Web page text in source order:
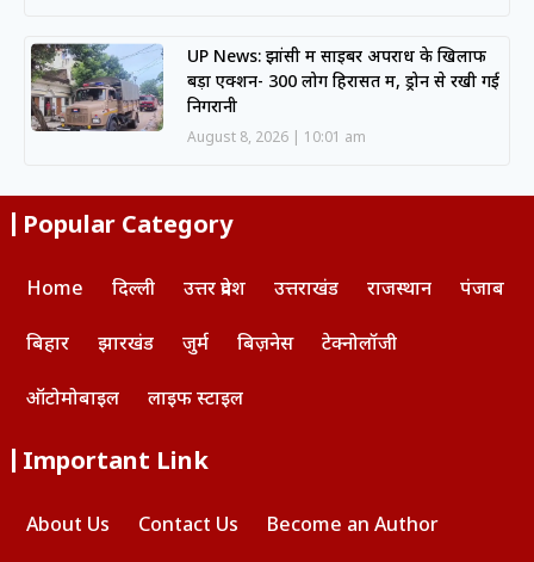
UP News: झांसी में साइबर अपराध के खिलाफ
बड़ा एक्शन- 300 लोग हिरासत में, ड्रोन से रखी गई
निगरानी
August 8, 2026 10:01 am
Popular Category
Home दिल्ली उत्तर प्रदेश उत्तराखंड राजस्थान पंजाब
बिहार झारखंड जुर्म बिज़नेस टेक्नोलॉजी
ऑटोमोबाइल लाइफ स्टाइल
Important Link
About Us Contact Us Become an Author